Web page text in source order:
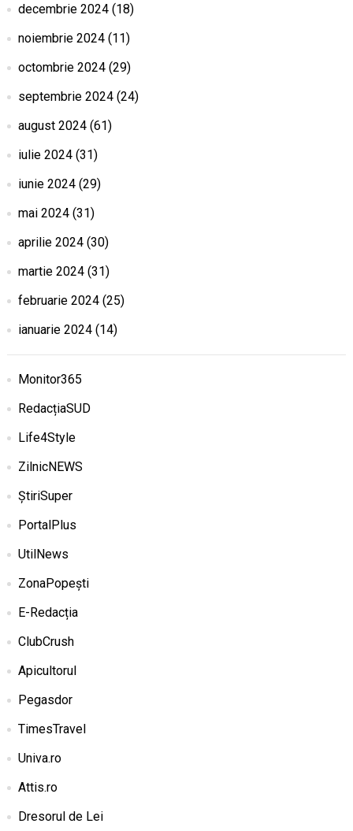
decembrie 2024(18)
noiembrie 2024(11)
octombrie 2024(29)
septembrie 2024(24)
august 2024(61)
iulie 2024(31)
iunie 2024(29)
mai 2024(31)
aprilie 2024(30)
martie 2024(31)
februarie 2024(25)
ianuarie 2024(14)
Monitor365
RedacțiaSUD
Life4Style
ZilnicNEWS
ȘtiriSuper
PortalPlus
UtilNews
ZonaPopești
E-Redacția
ClubCrush
Apicultorul
Pegasdor
TimesTravel
Univa.ro
Attis.ro
Dresorul de Lei